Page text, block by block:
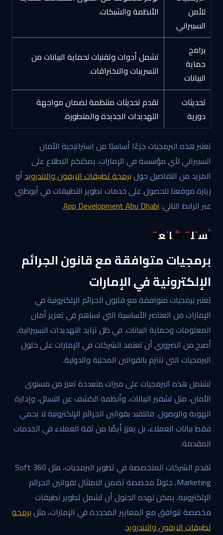
للأمن
السيبراني
الأنظمة والشبكات.
برامج
حماية
البيانات
تشمل أدوات وتقنيات لحماية البيانات من
التسريبات والاختراقات.
تحديثات
دورية
تقدم تحديثات منتظمة لضمان مواجهة
التهديدات الجديدة والمتطورة.
تعتبر هذه البرمجيات جزءًا أساسيًا من استراتيجية الأمان
السيبراني لأي مؤسسة في الإمارات. يمكنكم الاطلاع على
المزيد من التفاصيل حولبرمجة تطبيقات الايفون والاندرويدأو
زيارة موقعنا للحصول على خدمات تطوير التطبيقات في أبوظبي
عبر الرابط التالي:App Development Abu Dhabi
.
أسئلة شائعة
برمجيات متوافقة مع قانون الجرائم
الإلكترونية في الإمارات
تعتبر برمجيات متوافقة مع قانون الجرائم الإلكترونية في
الإمارات من العناصر الأساسية التي تساهم في تعزيز أمان
المعلومات وحماية البيانات. في ظل تزايد التهديدات السيبرانية،
أصبح من الضروري أن تعتمد الشركات في الإمارات على حلول
البرمجيات التي تلتزم بالقوانين المحلية والدولية.
تشتمل هذه البرمجيات على ميزات متعددة تعزز من مستوى
الأمان، مثل تشفير البيانات، وأنظمة الكشف عن التسلل، وإدارة
الهوية والوصول. فالتقيد بقوانين الجرائم الإلكترونية لا يحمي
فقط بيانات العملاء، بل يعزز أيضًا من ثقة العملاء في الخدمات
المقدمة.
تقدم الشركات المتخصصة في تطوير البرمجيات، مثل 360 Soft
Marketing، حلولاً مخصصة تضمن الامتثال لقوانين الجرائم
الإلكترونية. يمكن لهذه الحلول أن تشمل تطوير تطبيقات
مخصصة تتوافق مع المعايير المحددة في الإمارات، مثلبرمجة
تطبيقات الايفون والاندرويد.